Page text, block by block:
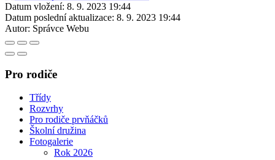
Datum vložení: 8. 9. 2023 19:44
Datum poslední aktualizace: 8. 9. 2023 19:44
Autor: Správce Webu
Pro rodiče
Třídy
Rozvrhy
Pro rodiče prvňáčků
Školní družina
Fotogalerie
Rok 2026